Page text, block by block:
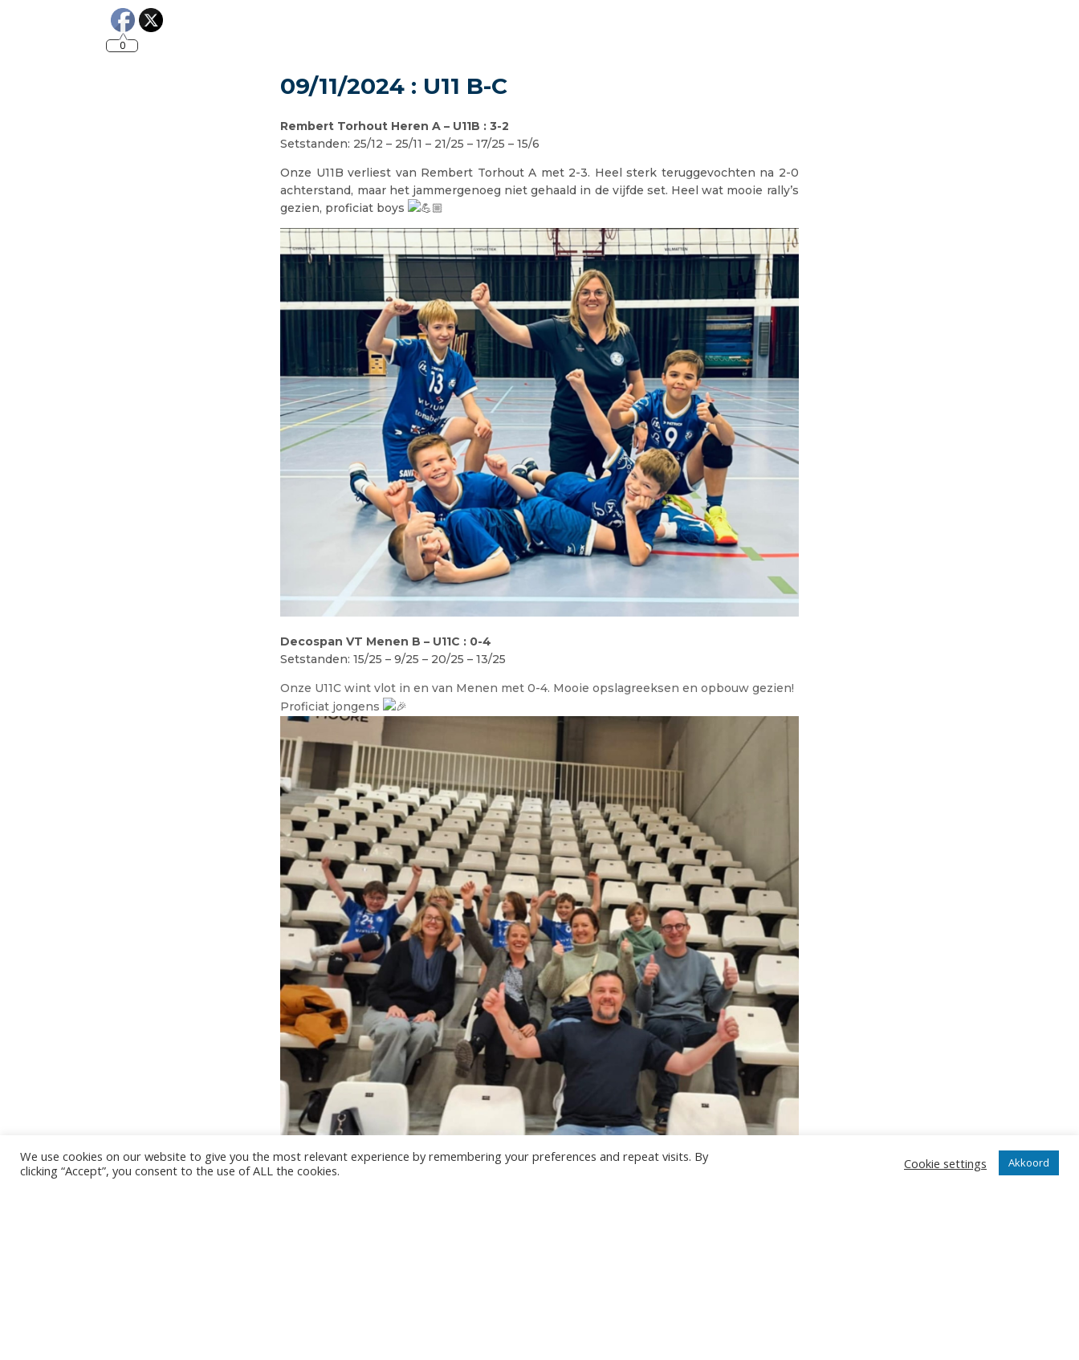
0
09/11/2024 : U11 B-C
Rembert Torhout Heren A – U11B : 3-2
Setstanden: 25/12 – 25/11 – 21/25 – 17/25 – 15/6
Onze U11B verliest van Rembert Torhout A met 2-3. Heel sterk teruggevochten na 2-0
achterstand, maar het jammergenoeg niet gehaald in de vijfde set. Heel wat mooie rally’s
gezien, proficiat boys
Decospan VT Menen B – U11C : 0-4
Setstanden: 15/25 – 9/25 – 20/25 – 13/25
Onze U11C wint vlot in en van Menen met 0-4. Mooie opslagreeksen en opbouw gezien!
Proficiat jongens
We use cookies on our website to give you the most relevant experience by remembering your preferences and repeat visits. By
clicking “Accept”, you consent to the use of ALL the cookies.
Cookie settings Akkoord